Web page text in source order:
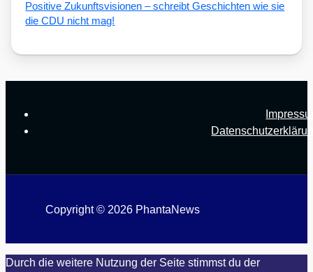
Posi­ti­ve Zukunfts­vi­sio­nen – schreibt Geschich­ten wie sie
die CDU nicht mag!
Copyright © 2026 PhantaNews
Durch die weitere Nutzung der Seite stimmst du der